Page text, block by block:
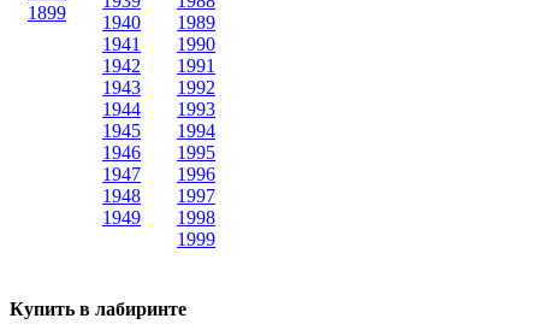
1899
1940
1941
1942
1943
1944
1945
1946
1947
1948
1949
1989
1990
1991
1992
1993
1994
1995
1996
1997
1998
1999
Купить в лабиринте